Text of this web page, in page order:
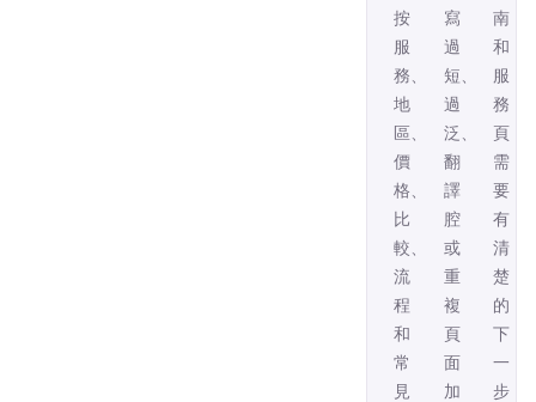
按
服
務、
地
區、
價
格、
比
較、
流
程
和
常
見
寫
過
短、
過
泛、
翻
譯
腔
或
重
複
頁
面，
加
南
和
服
務
頁
需
要
有
清
楚
的
下
一
步，